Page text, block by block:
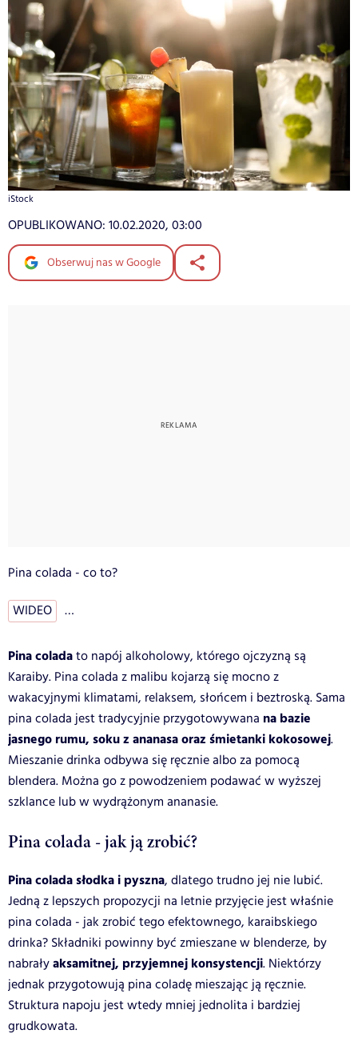
iStock
OPUBLIKOWANO: 10.02.2020, 03:00
Obserwuj nas w Google
Pina colada - co to?
WIDEO …
Pina coladato napój alkoholowy, którego ojczyzną są
Karaiby. Pina colada z malibu kojarzą się mocno z
wakacyjnymi klimatami, relaksem, słońcem i beztroską. Sama
pina colada jest tradycyjnie przygotowywana na bazie
jasnego rumu, soku z ananasa oraz śmietanki kokosowej.
Mieszanie drinka odbywa się ręcznie albo za pomocą
blendera. Można go z powodzeniem podawać w wyższej
szklance lub w wydrążonym ananasie.
Pina colada - jak ją zrobić?
Pina colada słodka i pyszna, dlatego trudno jej nie lubić.
Jedną z lepszych propozycji na letnie przyjęcie jest właśnie
pina colada - jak zrobić tego efektownego, karaibskiego
drinka? Składniki powinny być zmieszane w blenderze, by
nabrałyaksamitnej, przyjemnej konsystencji. Niektórzy
jednak przygotowują pina coladę mieszając ją ręcznie.
Struktura napoju jest wtedy mniej jednolita i bardziej
grudkowata.